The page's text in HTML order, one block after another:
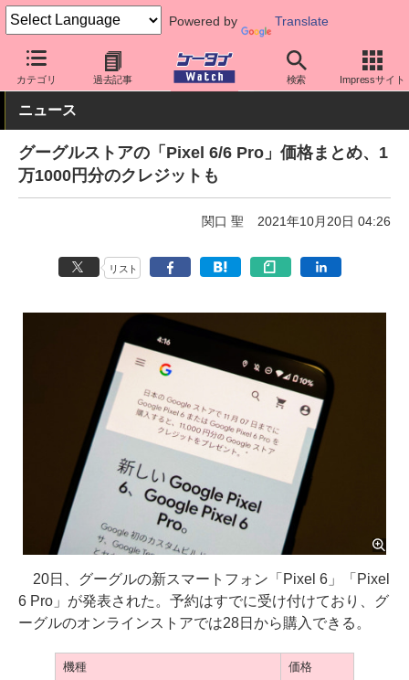
Powered by Translate
カテゴリ 過去記事 検索 Impressサイト
ケータイ Watch OS Android Pixel
ニュース
グーグルストアの「Pixel 6/6 Pro」価格まとめ、1
万1000円分のクレジットも
関口 聖 2021年10月20日 04:26
リスト
20日、グーグルの新スマートフォン「Pixel 6」「Pixel
6 Pro」が発表された。予約はすでに受け付けており、グ
ーグルのオンラインストアでは28日から購入できる。
機種 価格